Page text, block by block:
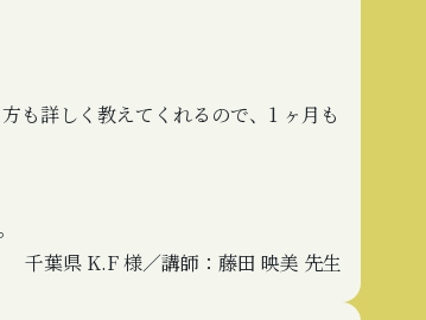
も詳しく教えてくれるので、1 ヶ月も
千葉県 K.F 様／講師：藤田 映美 先生